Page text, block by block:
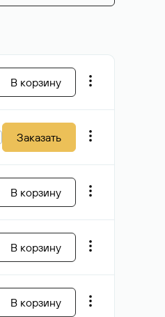
В корзину
Заказать
В корзину
В корзину
В корзину